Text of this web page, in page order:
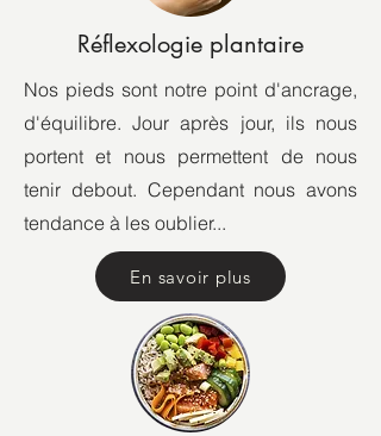
Réflexologie plantaire
Nos pieds sont notre point d'ancrage,
d'équilibre. Jour après jour, ils nous
portent et nous permettent de nous
tenir debout. Cependant nous avons
tendance à les oublier...
En savoir plus